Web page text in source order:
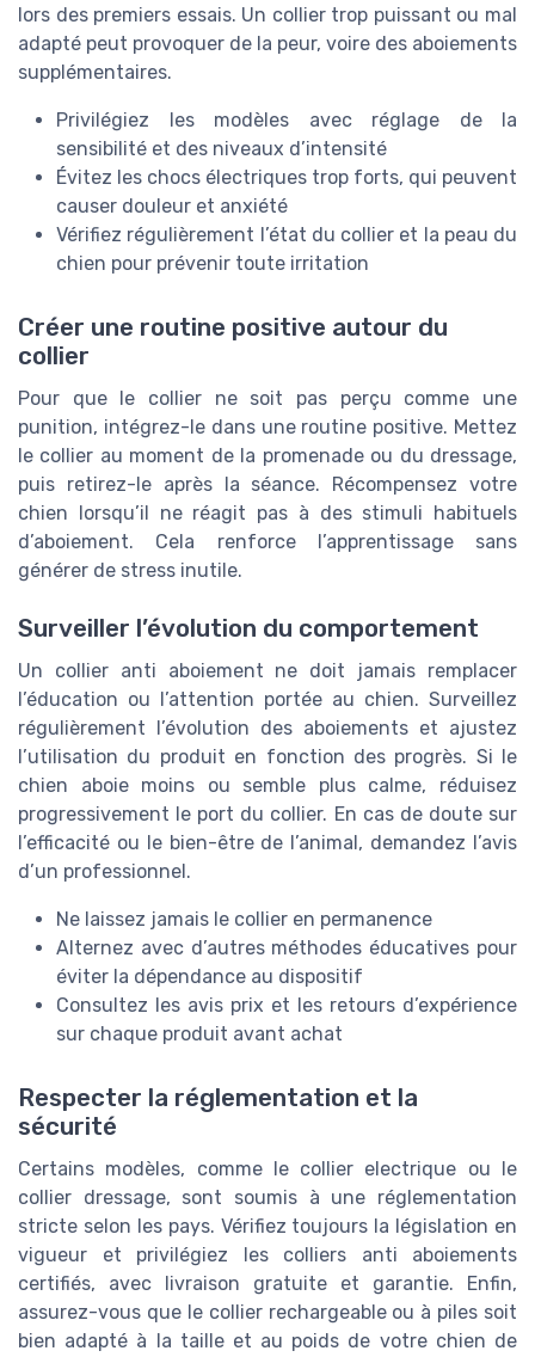
lors des premiers essais. Un collier trop puissant ou mal
adapté peut provoquer de la peur, voire des aboiements
supplémentaires.
Privilégiez les modèles avec réglage de la
sensibilité et des niveaux d’intensité
Évitez les chocs électriques trop forts, qui peuvent
causer douleur et anxiété
Vérifiez régulièrement l’état du collier et la peau du
chien pour prévenir toute irritation
Créer une routine positive autour du
collier
Pour que le collier ne soit pas perçu comme une
punition, intégrez-le dans une routine positive. Mettez
le collier au moment de la promenade ou du dressage,
puis retirez-le après la séance. Récompensez votre
chien lorsqu’il ne réagit pas à des stimuli habituels
d’aboiement. Cela renforce l’apprentissage sans
générer de stress inutile.
Surveiller l’évolution du comportement
Un collier anti aboiement ne doit jamais remplacer
l’éducation ou l’attention portée au chien. Surveillez
régulièrement l’évolution des aboiements et ajustez
l’utilisation du produit en fonction des progrès. Si le
chien aboie moins ou semble plus calme, réduisez
progressivement le port du collier. En cas de doute sur
l’efficacité ou le bien-être de l’animal, demandez l’avis
d’un professionnel.
Ne laissez jamais le collier en permanence
Alternez avec d’autres méthodes éducatives pour
éviter la dépendance au dispositif
Consultez les avis prix et les retours d’expérience
sur chaque produit avant achat
Respecter la réglementation et la
sécurité
Certains modèles, comme le collier electrique ou le
collier dressage, sont soumis à une réglementation
stricte selon les pays. Vérifiez toujours la législation en
vigueur et privilégiez les colliers anti aboiements
certifiés, avec livraison gratuite et garantie. Enfin,
assurez-vous que le collier rechargeable ou à piles soit
bien adapté à la taille et au poids de votre chien de